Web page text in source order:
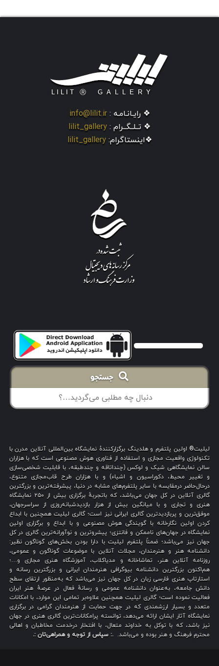
❖ رایـانـامـه : info@lilit.ir
❖ تــلــگــرام : lilit_gallery
❖اینستاگرام: lilit_gallery
جستجو
لیلیت® اولین پلتفرم و هلدینگ برگزارکنندهٔ نمایشگاه بین‌المللی آنلاین مدرن با
تکنولوژی واقعیت مجازی و استفاده از فناوری هوش مصنوعی است که با هزاران
سالن نمایشگاهی شیک و لوکس (چنداتاقه و چندطبقه، با قابلیت شخصی‌سازی
و تغییر محیط، دکوراسیون و اشیاء) و با هزاران طرح قاب‌مجازی متنوع،
درحال‌حاضر درمقایسه با سایر پلتفرم‌های مشابه در دنیا، پیشرفته‌ترین و بزرگترین
گالری آنلاین در کل جهان می‌باشد، که باتجربهٔ برگزاری بیش از ۲۵۰ نمایشگاه
هنری و تجاری و با میانگین بیش از هزار بازدیدشبانه‌روزی از سراسرجهان،
موفق‌ترین و پربازدیدترین گالری ایرانی نیز است؛ گالری لیلیت همچنین با ابداع
کردن اولین نگارخانه با گویندگی هوش مصنوعی و با ابداع و برگزاری اولین
نمایشگاه در جهان‌های ناممکن و فانتزی؛ پیشروترین و نوآورانه‌ترین گالری در کل
جهان نیز می‌باشد؛ ضمناً پلتفرم لیلیت با دارا بودن بخش‌های گوناگون نظیر:
دانشنامه هنر و هنرمندان، مجلات آنلاین با موضوعات گوناگون و عمومی،
روزنامه آنلاین هنر، تماشاخانه و مدیاکلاب، آموزشگاه هنری مجازی و…؛
هم‌اکنون بزرگترین دانشنامه بیوگرافی هنرمندان ایرانی و بزرگترین رسانه و
استارتاپ هنری فارسی زبان در کل جهان نیز می‌باشد که به‌منظور ارتقای سطح
دانش جامعه، به‌عنوان دانشنامه عمومی و رسانهٔ فعال در عرصهٔ هنر ایران
فعالیت نموده است؛ گالری لیلیت همچنین علاوه‌بر تمامی این موارد، با امکانات
متعدد و بسیار ارزشمندی که در جهت حمایت از هنرمندان گرامی در برگزاری
نمایشگاه آثار ایشان ارائه می‌دهد، توانسته پرامکانات‌ترین گالری هنری در جهان
نیز باشد، که با توکل به خداوند متعال، با افتخار درخدمت مخاطبان و اهالی
محترم فرهنگ و هنر بوده و می‌باشد. .: سپاس از توجه و همراهی‌تان :.